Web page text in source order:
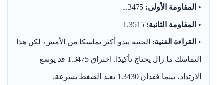
• المقاومة الأولى:
• المقاومة الثانية:
• القراءة الفنية: الجنيه يبدو أكثر تماسكا من الأمس، لكن هذا
التماسك ما زال يحتاج تأكيدًا. اختراق 1.3475 قد يوسع
الارتداد، بينما فقدان 1.3430 يعيد الضغط بسرعة.